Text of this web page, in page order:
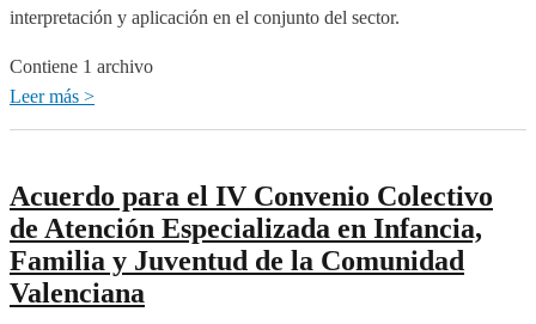
jaque
acogida
2.300
y
niñas
interpretación y aplicación en el conjunto del sector.
Contiene 1 archivo
Leer más >
La
Paritaria
del
V
Convenio
de
Acuerdo para el IV Convenio Colectivo
de Atención Especializada en Infancia,
Familia y Juventud de la Comunidad
Valenciana